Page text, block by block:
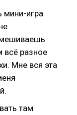
мини-игра
всё разное
Мне вся эта
там